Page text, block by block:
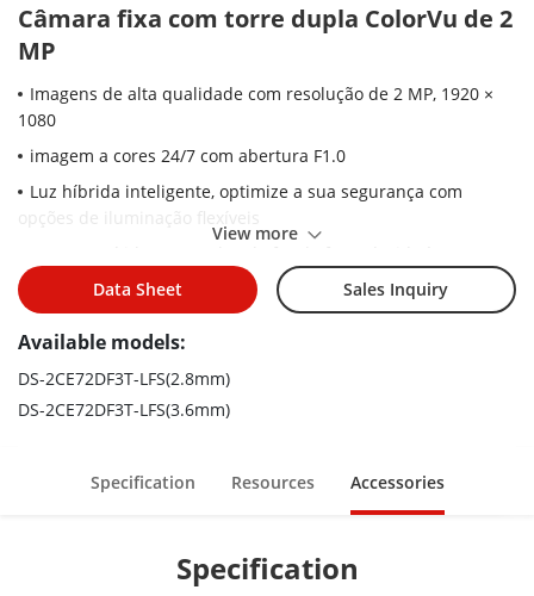
Câmara fixa com torre dupla ColorVu de 2
MP
Imagens de alta qualidade com resolução de 2 MP, 1920 ×
1080
imagem a cores 24/7 com abertura F1.0
Luz híbrida inteligente, optimize a sua segurança com
tecnologia WDR real de 130 dB
a tecnologia 3D DNR proporciona imagens limpas e nítidas
2.lente focal fixa de 8 mm, 3,6 mm
Até 40 m de distância de luz branca para imagens
nocturnas brilhantes
Áudio de alta qualidade com áudio através de cabo coaxial,
View more
Data Sheet Sales Inquiry
Available models:
DS-2CE72DF3T-LFS(2.8mm)
DS-2CE72DF3T-LFS(3.6mm)
Specification Resources Accessories
Specification